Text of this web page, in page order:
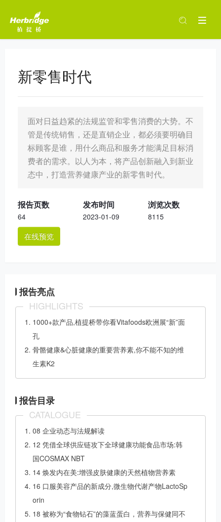
新零售时代
面对日益趋紧的法规监管和零售消费的大势。不
管是传统销售，还是直销企业，都必须要明确目
标顾客是谁，用什么商品和服务才能满足目标消
费者的需求。以人为本，将产品创新融入到新业
态中，打造营养健康产业的新零售时代。
报告页数
64
发布时间
2023-01-09
浏览次数
8115
在线预览
报告亮点
1000+款产品,植提桥带你看Vitafoods欧洲展“新”面
孔
骨骼健康&心脏健康的重要营养素,你不能不知的维
生素K2
HIGHLIGHTS
报告目录
08 企业动态与法规解读
12 凭借全球供应链攻下全球健康功能食品市场:韩
国COSMAX NBT
14 焕发内在美:增强皮肤健康的天然植物营养素
16 口服美容产品的新成分,微生物代谢产物LactoSp
orin
18 被称为“食物钻石”的藻蓝蛋白，营养与保健同不
CATALOGUE